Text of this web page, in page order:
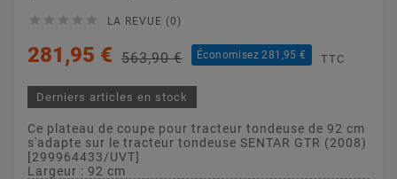
     LA REVUE (0)
281,95 € 563,90 € Économisez 281,95 € TTC
Derniers articles en stock
Ce plateau de coupe pour tracteur tondeuse de 92 cm
s'adapte sur le tracteur tondeuse SENTAR GTR (2008)
[299964433/UVT]
Largeur : 92 cm